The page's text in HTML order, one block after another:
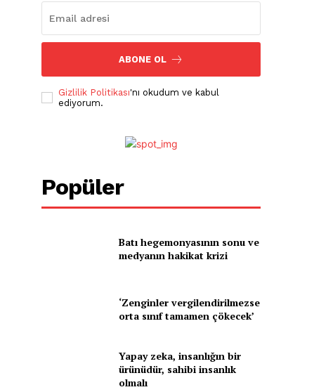
ABONE OL
Gizlilik Politikası'nı okudum ve kabul
ediyorum.
Popüler
Batı hegemonyasının sonu ve
medyanın hakikat krizi
‘Zenginler vergilendirilmezse
orta sınıf tamamen çökecek’
Yapay zeka, insanlığın bir
ürünüdür, sahibi insanlık
olmalı